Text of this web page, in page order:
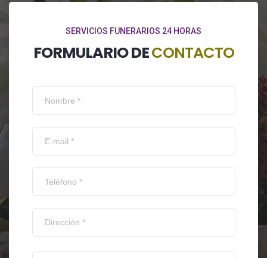
SERVICIOS FUNERARIOS 24 HORAS
FORMULARIO DECONTACTO